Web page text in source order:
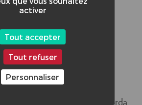
ADDITIONNELS :
: T.Bartowicz
: Clément Josse
& Axel Cormont
& Emmanuel Cottalorda
activer
Tout accepter
Tout refuser
Personnaliser